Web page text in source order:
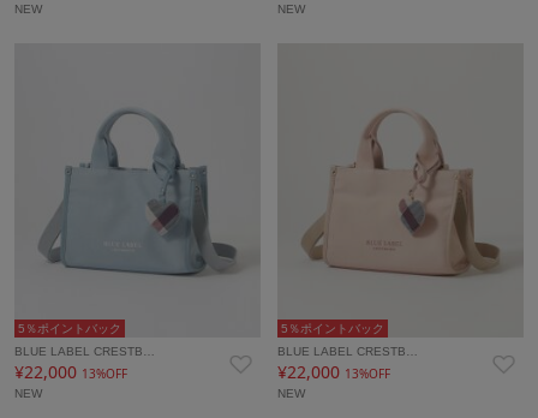
NEW NEW
5％ポイントバック
BLUE LABEL CRESTB…
¥22,000 13%OFF
NEW
5％ポイントバック
BLUE LABEL CRESTB…
¥22,000 13%OFF
NEW